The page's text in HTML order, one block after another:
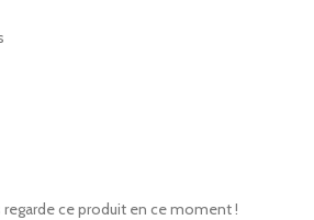
ce produit en ce moment !